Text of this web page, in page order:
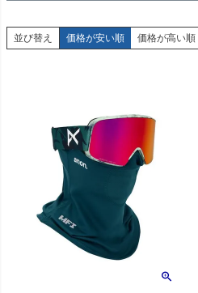
並び替え 価格が安い順 価格が高い順